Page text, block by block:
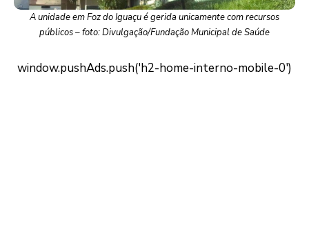
A unidade em Foz do Iguaçu é gerida unicamente com recursos
públicos – foto: Divulgação/Fundação Municipal de Saúde